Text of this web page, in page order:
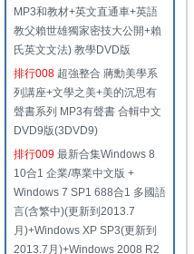
MP3和教材+英文直通車+英語
教父賴世雄獨家密技大公開+賴
氏英文文法) 教學DVD版
排行008 超強整合 蔣勳美學系
列講座+文學之美+美的沉思有
聲書系列 MP3有聲書 合輯中文
DVD9版(3DVD9)
排行009 最新合集Windows 8
10合1 企業/專業中文版 +
Windows 7 SP1 688合1 多國語
言(含繁中)(更新到2013.7
月)+Windows XP SP3(更新到
2013.7月)+Windows 2008 R2